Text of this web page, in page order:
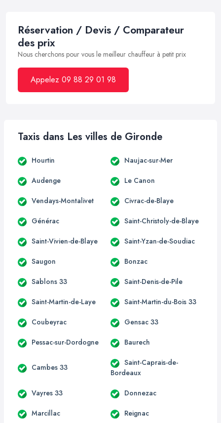
Réservation / Devis / Comparateur
des prix
Nous cherchons pour vous le meilleur chauffeur à petit prix
Appelez 09 88 29 01 98
Taxis dans Les villes de Gironde
Hourtin Naujac-sur-Mer
Audenge Le Canon
Vendays-Montalivet Civrac-de-Blaye
Générac Saint-Christoly-de-Blaye
Saint-Vivien-de-Blaye Saint-Yzan-de-Soudiac
Saugon Bonzac
Sablons 33 Saint-Denis-de-Pile
Saint-Martin-de-Laye Saint-Martin-du-Bois 33
Coubeyrac Gensac 33
Pessac-sur-Dordogne Baurech
Cambes 33
Saint-Caprais-de-
Bordeaux
Vayres 33 Donnezac
Marcillac Reignac